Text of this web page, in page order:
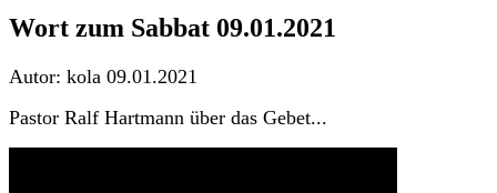
Wort zum Sabbat 09.01.2021
Autor: kola 09.01.2021
Pastor Ralf Hartmann über das Gebet...